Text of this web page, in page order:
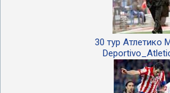
30 тур Атлетико